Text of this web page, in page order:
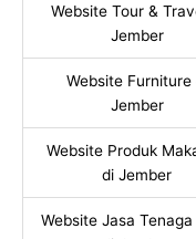
Website Tour &
Jember
Website Furniture
Jember
Website Produk
di Jember
Website Jasa Tenaga